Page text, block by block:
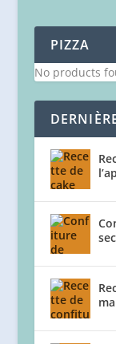
PIZZA
No products